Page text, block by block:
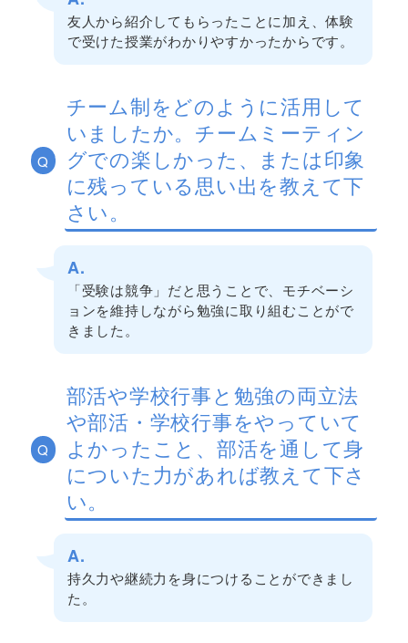
友人から紹介してもらったことに加え、体験
で受けた授業がわかりやすかったからです。
Q
チーム制をどのように活用して
いましたか。チームミーティン
グでの楽しかった、または印象
に残っている思い出を教えて下
さい。
A.
「受験は競争」だと思うことで、モチベーシ
ョンを維持しながら勉強に取り組むことがで
きました。
Q
部活や学校行事と勉強の両立法
や部活・学校行事をやっていて
よかったこと、部活を通して身
についた力があれば教えて下さ
い。
A.
持久力や継続力を身につけることができまし
た。